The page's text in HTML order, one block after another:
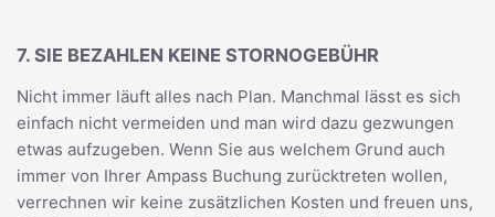
7. SIE BEZAHLEN KEINE STORNOGEBÜHR
Nicht immer läuft alles nach Plan. Manchmal lässt es sich
einfach nicht vermeiden und man wird dazu gezwungen
etwas aufzugeben. Wenn Sie aus welchem Grund auch
immer von Ihrer Ampass Buchung zurücktreten wollen,
verrechnen wir keine zusätzlichen Kosten und freuen uns,